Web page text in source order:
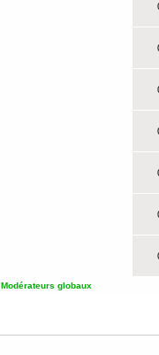
Modérateurs globaux